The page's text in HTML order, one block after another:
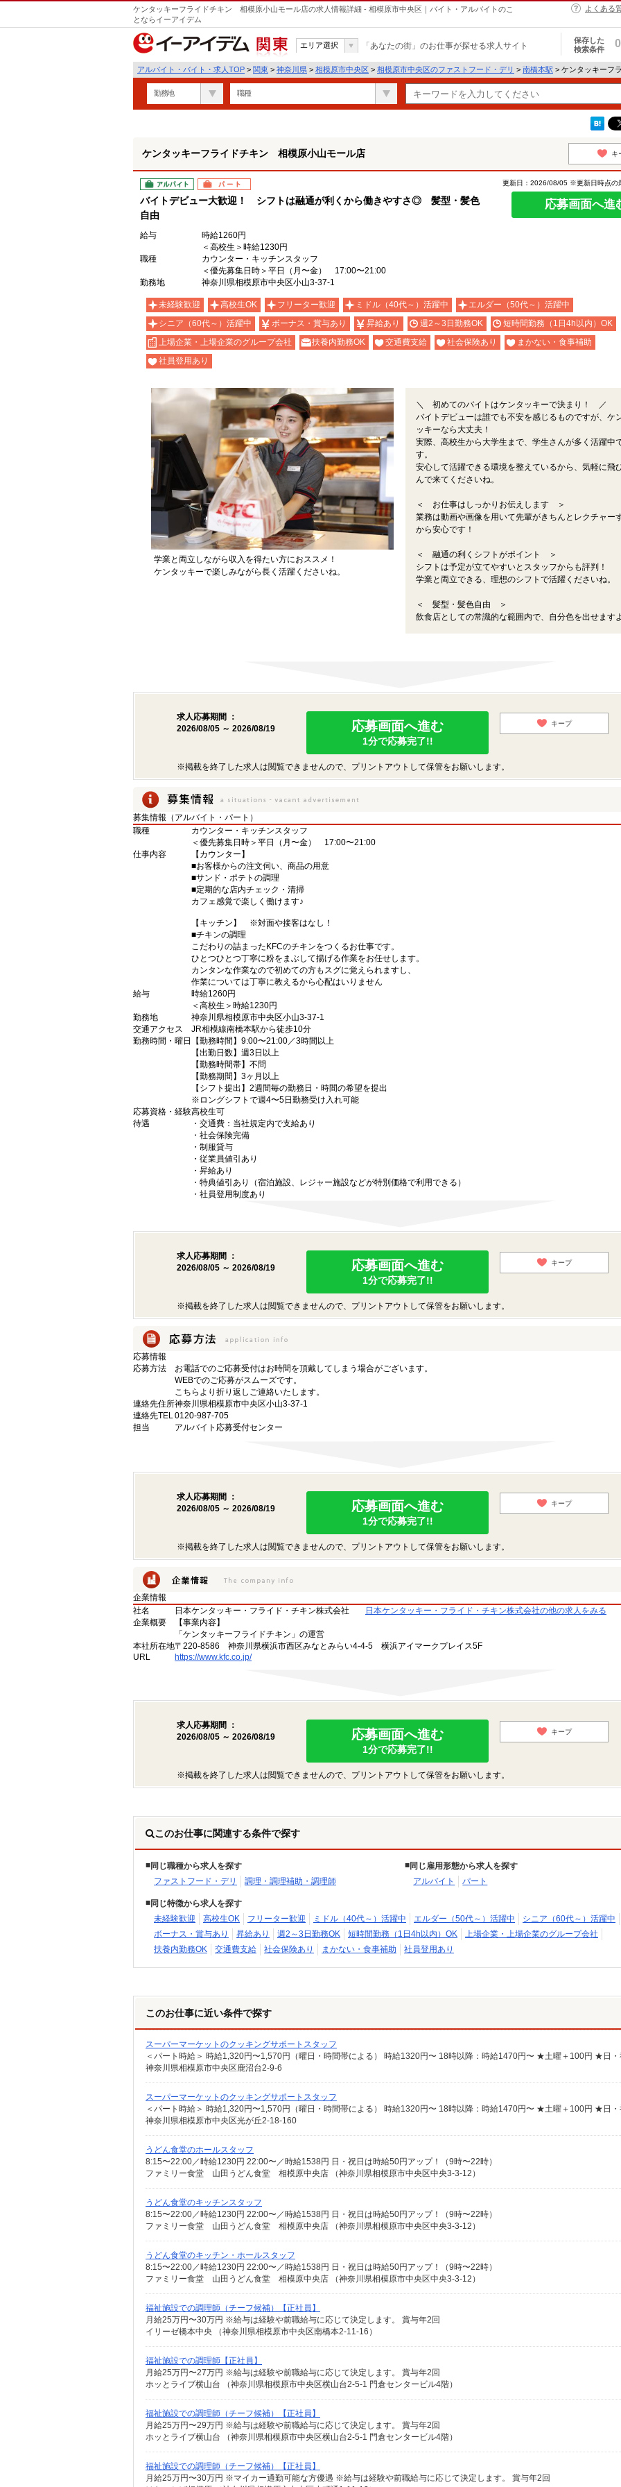
ケンタッキーフライドチキン 相模原小山モール店の求人情報詳細 - 相模原市中央区｜バイト・アルバイトのこ
とならイーアイデム
よくある
関東
エリア選択 「あなたの街」のお仕事が探せる求人サイト
保存した
検索条件
0
アルバイト・バイト・求人TOP > 関東 > 神奈川県 > 相模原市中央区 > 相模原市中央区のファストフード・デリ > 南橋本駅 > ケンタッキーフ
勤務地 職種
ケンタッキーフライドチキン 相模原小山モール店 キ
アルバイト パート
バイトデビュー大歓迎！ シフトは融通が利くから働きやすさ◎ 髪型・髪色
自由
更新日：2026/08/05 ※更新日時点の
応募画面へ進
給与
時給1260円
＜高校生＞時給1230円
職種
カウンター・キッチンスタッフ
＜優先募集日時＞平日（月〜金） 17:00〜21:00
勤務地
神奈川県相模原市中央区小山3-37-1
未経験歓迎 高校生OK フリーター歓迎 ミドル（40代～）活躍中
エルダー（50代～）活躍中
シニア（60代～）活躍中
ボーナス・賞与あり 昇給あり 週2～3日勤務OK
短時間勤務（1日4h以内）OK
上場企業・上場企業のグループ会社
扶養内勤務OK 交通費支給 社会保険あり
まかない・食事補助
社員登用あり
学業と両立しながら収入を得たい方におススメ！
ケンタッキーで楽しみながら長く活躍くださいね。
＼ 初めてのバイトはケンタッキーで決まり！ ／
バイトデビューは誰でも不安を感じるものですが、ケ
ッキーなら大丈夫！
実際、高校生から大学生まで、学生さんが多く活躍中
す。
安心して活躍できる環境を整えているから、気軽に飛
んで来てくださいね。
＜ お仕事はしっかりお伝えします ＞
業務は動画や画像を用いて先輩がきちんとレクチャー
から安心です！
＜ 融通の利くシフトがポイント ＞
シフトは予定が立てやすいとスタッフからも評判！
学業と両立できる、理想のシフトで活躍くださいね。
＜ 髪型・髪色自由 ＞
飲食店としての常識的な範囲内で、自分色を出せますよ
求人応募期間 ：
2026/08/05 ～ 2026/08/19
応募画面へ進む
1分で応募完了!!
キープ
※掲載を終了した求人は閲覧できませんので、プリントアウトして保管をお願いします。
募集情報（アルバイト・パート）
職種
カウンター・キッチンスタッフ
＜優先募集日時＞平日（月〜金） 17:00〜21:00
仕事内容
【カウンター】
■お客様からの注文伺い、商品の用意
■サンド・ポテトの調理
■定期的な店内チェック・清掃
カフェ感覚で楽しく働けます♪
【キッチン】 ※対面や接客はなし！
■チキンの調理
こだわりの詰まったKFCのチキンをつくるお仕事です。
ひとつひとつ丁寧に粉をまぶして揚げる作業をお任せします。
カンタンな作業なので初めての方もスグに覚えられますし、
作業については丁寧に教えるから心配はいりません
給与
時給1260円
＜高校生＞時給1230円
勤務地
神奈川県相模原市中央区小山3-37-1
交通アクセス
JR相模線南橋本駅から徒歩10分
勤務時間・曜日
【勤務時間】9:00〜21:00／3時間以上
【出勤日数】週3日以上
【勤務時間帯】不問
【勤務期間】3ヶ月以上
【シフト提出】2週間毎の勤務日・時間の希望を提出
※ロングシフトで週4〜5日勤務受け入れ可能
応募資格・経験高校生可
待遇
・交通費：当社規定内で支給あり
・社会保険完備
・制服貸与
・従業員値引あり
・昇給あり
・特典値引あり（宿泊施設、レジャー施設などが特別価格で利用できる）
・社員登用制度あり
求人応募期間 ：
2026/08/05 ～ 2026/08/19
応募画面へ進む
1分で応募完了!!
キープ
※掲載を終了した求人は閲覧できませんので、プリントアウトして保管をお願いします。
応募情報
応募方法
お電話でのご応募受付はお時間を頂戴してしまう場合がございます。
WEBでのご応募がスムーズです。
こちらより折り返しご連絡いたします。
連絡先住所神奈川県相模原市中央区小山3-37-1
連絡先TEL0120-987-705
担当
アルバイト応募受付センター
求人応募期間 ：
2026/08/05 ～ 2026/08/19
応募画面へ進む
1分で応募完了!!
キープ
※掲載を終了した求人は閲覧できませんので、プリントアウトして保管をお願いします。
企業情報
社名
日本ケンタッキー・フライド・チキン株式会社
日本ケンタッキー・フライド・チキン株式会社の他の求人をみる
企業概要
【事業内容】
「ケンタッキーフライドチキン」の運営
本社所在地〒220-8586 神奈川県横浜市西区みなとみらい4-4-5 横浜アイマークプレイス5F
URL
https://www.kfc.co.jp/
求人応募期間 ：
2026/08/05 ～ 2026/08/19
応募画面へ進む
1分で応募完了!!
キープ
※掲載を終了した求人は閲覧できませんので、プリントアウトして保管をお願いします。
このお仕事に関連する条件で探す
同じ職種から求人を探す
ファストフード・デリ
調理・調理補助・調理師
同じ雇用形態から求人を探す
アルバイト
パート
同じ特徴から求人を探す
未経験歓迎
高校生OK フリーター歓迎 ミドル（40代～）活躍中 エルダー（50代～）活躍中
シニア（60代～）活躍中
ボーナス・賞与あり
昇給あり 週2～3日勤務OK 短時間勤務（1日4h以内）OK
上場企業・上場企業のグループ会社
扶養内勤務OK
交通費支給 社会保険あり まかない・食事補助 社員登用あり
このお仕事に近い条件で探す
スーパーマーケットのクッキングサポートスタッフ
神奈川県相模原市中央区鹿沼台2-9-6
スーパーマーケットのクッキングサポートスタッフ
神奈川県相模原市中央区光が丘2-18-160
うどん食堂のホールスタッフ
8:15〜22:00／時給1230円 22:00〜／時給1538円 日・祝日は時給50円アップ！（9時〜22時）
ファミリー食堂 山田うどん食堂 相模原中央店 （神奈川県相模原市中央区中央3-3-12）
うどん食堂のキッチンスタッフ
8:15〜22:00／時給1230円 22:00〜／時給1538円 日・祝日は時給50円アップ！（9時〜22時）
ファミリー食堂 山田うどん食堂 相模原中央店 （神奈川県相模原市中央区中央3-3-12）
うどん食堂のキッチン・ホールスタッフ
8:15〜22:00／時給1230円 22:00〜／時給1538円 日・祝日は時給50円アップ！（9時〜22時）
ファミリー食堂 山田うどん食堂 相模原中央店 （神奈川県相模原市中央区中央3-3-12）
福祉施設での調理師（チーフ候補）【正社員】
月給25万円〜30万円 ※給与は経験や前職給与に応じて決定します。 賞与年2回
イリーゼ橋本中央 （神奈川県相模原市中央区南橋本2-11-16）
福祉施設での調理師【正社員】
月給25万円〜27万円 ※給与は経験や前職給与に応じて決定します。 賞与年2回
ホッとライブ横山台 （神奈川県相模原市中央区横山台2-5-1 門倉センタービル4階）
福祉施設での調理師（チーフ候補）【正社員】
月給25万円〜29万円 ※給与は経験や前職給与に応じて決定します。 賞与年2回
ホッとライブ横山台 （神奈川県相模原市中央区横山台2-5-1 門倉センタービル4階）
福祉施設での調理師（チーフ候補）【正社員】
月給25万円〜30万円 ※マイカー通勤可能な方優遇 ※給与は経験や前職給与に応じて決定します。 賞与年2回